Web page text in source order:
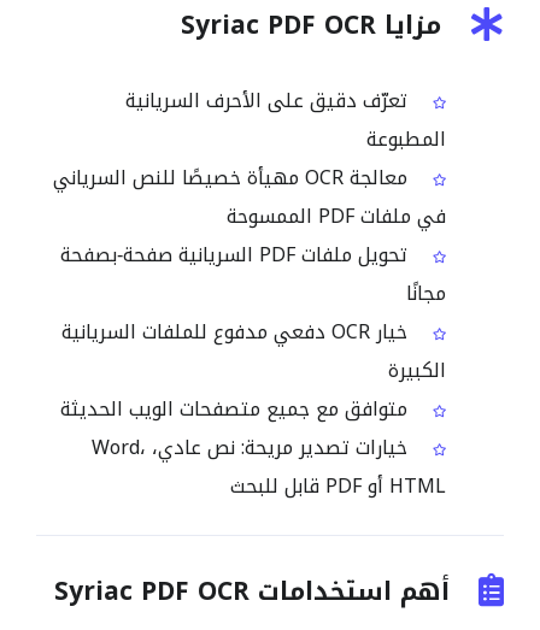
مزايا Syriac PDF OCR
تعرّف دقيق على الأحرف السريانية
المطبوعة
معالجة OCR مهيأة خصيصًا للنص السرياني
في ملفات PDF الممسوحة
تحويل ملفات PDF السريانية صفحة‑بصفحة
مجانًا
خيار OCR دفعي مدفوع للملفات السريانية
الكبيرة
متوافق مع جميع متصفحات الويب الحديثة
خيارات تصدير مريحة: نص عادي، Word،
HTML أو PDF قابل للبحث
أهم استخدامات Syriac PDF OCR